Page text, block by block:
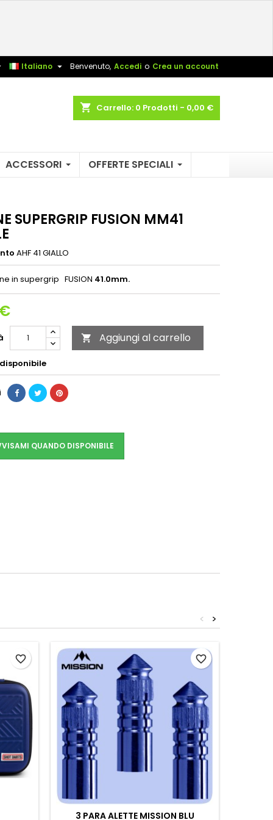
Benvenuto, Accedi o Crea un account
Italiano 
shopping_cart Carrello: 0 Prodotti - 0,00 €
ACCESSORI OFFERTE SPECIALI
SUPERGRIP FUSION MM41
AHF 41 GIALLO
in supergrip FUSION 41.0mm.
 Aggiungi al carrello
QUANDO DISPONIBILE
>
<
favorite_border
3 PARA ALETTE MISSION BLU
favorite_border